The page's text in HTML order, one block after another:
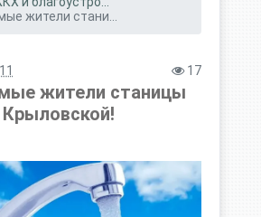
жители стани...
17
жители станицы
Крыловской!